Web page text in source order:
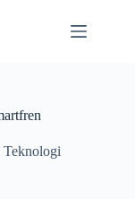
Teknologi